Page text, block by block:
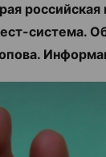
система.